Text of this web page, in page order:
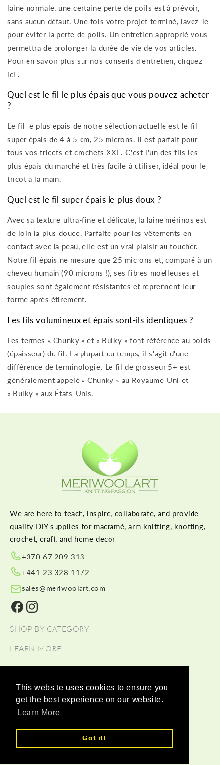
This website uses cookies to ensure you
get the best experience on our website.
Learn More
Got it!
laine normale, une certaine perte de poils est à prévoir,
sans aucun défaut. Une fois votre projet terminé, lavez-le
pour éviter la perte de poils. Un entretien approprié vous
permettra de prolonger la durée de vie de vos articles.
Pour en savoir plus sur nos conseils d'entretien, cliquez
ici .
Quel est le fil le plus épais que vous pouvez acheter
?
Le fil le plus épais de notre sélection actuelle est le fil
super épais de 4 à 5 cm, 25 microns. Il est parfait pour
tous vos tricots et crochets XXL. C'est l'un des fils les
plus épais du marché et très facile à utiliser, idéal pour le
tricot à la main.
Quel est le fil super épais le plus doux ?
Avec sa texture ultra-fine et délicate, la laine mérinos est
de loin la plus douce. Parfaite pour les vêtements en
contact avec la peau, elle est un vrai plaisir au toucher.
Notre fil épais ne mesure que 25 microns et, comparé à un
cheveu humain (90 microns !), ses fibres moelleuses et
souples sont également résistantes et reprennent leur
forme après étirement.
Les fils volumineux et épais sont-ils identiques ?
Les termes « Chunky » et « Bulky » font référence au poids
(épaisseur) du fil. La plupart du temps, il s'agit d'une
différence de terminologie. Le fil de grosseur 5+ est
généralement appelé « Chunky » au Royaume-Uni et
« Bulky » aux États-Unis.
We are here to teach, inspire, collaborate, and provide
quality DIY supplies for macramé, arm knitting, knotting,
crochet, craft, and home decor
+370 67 209 313
+441 23 328 1172
sales@meriwoolart.com
FacebookInstagram
SHOP BY CATEGORY
LEARN MORE
HELP
© 2026,Meri Wool Art Wholesale
Moyens de paiement